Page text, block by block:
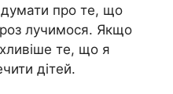
про те, що
лучимося. Якщо
те, що я
дітей.